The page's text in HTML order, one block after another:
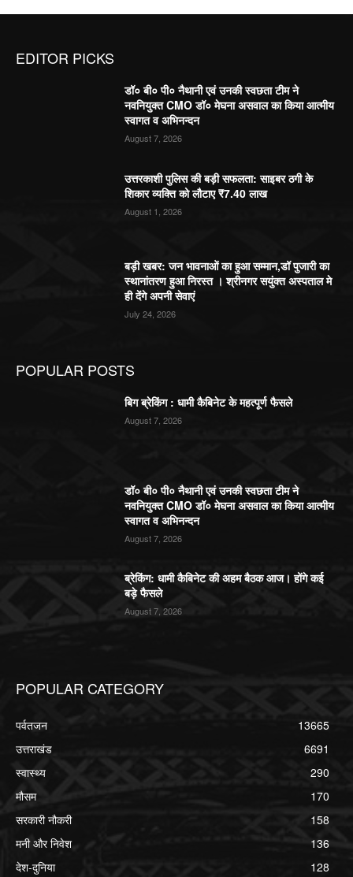
EDITOR PICKS
डॉ० बी० पी० नैथानी एवं उनकी स्वछता टीम ने
नवनियुक्त CMO डॉ० मेघना असवाल का किया आत्मीय
स्वागत व अभिनन्दन
August 7, 2026
उत्तरकाशी पुलिस की बड़ी सफलता: साइबर ठगी के
शिकार व्यक्ति को लौटाए ₹7.40 लाख
August 1, 2026
बड़ी खबर: जन भावनाओं का हुआ सम्मान,डॉ पुजारी का
स्थानांतरण हुआ निरस्त । श्रीनगर सयुंक्त अस्पताल मे
ही देंगे अपनी सेवाएं
July 24, 2026
POPULAR POSTS
बिग ब्रेकिंग : धामी कैबिनेट के महत्पूर्ण फैसले
August 7, 2026
डॉ० बी० पी० नैथानी एवं उनकी स्वछता टीम ने
नवनियुक्त CMO डॉ० मेघना असवाल का किया आत्मीय
स्वागत व अभिनन्दन
August 7, 2026
ब्रेकिंग: धामी कैबिनेट की अहम बैठक आज। होंगे कई
बड़े फैसले
August 7, 2026
POPULAR CATEGORY
पर्वतजन
13665
उत्तराखंड
6691
स्वास्थ्य
290
मौसम
170
सरकारी नौकरी
158
मनी और निवेश
136
देश-दुनिया
128